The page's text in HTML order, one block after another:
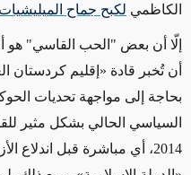
الكاظمي لكبح جماح الميليشيات
إلّا أن بعض "الحب القاسي"
أن تُخبر قادة «إقليم
بحاجة إلى مواجهة تحديات
السياسي الحالي بشكل مثير
2014، أي مباشرة قبل اندلاع